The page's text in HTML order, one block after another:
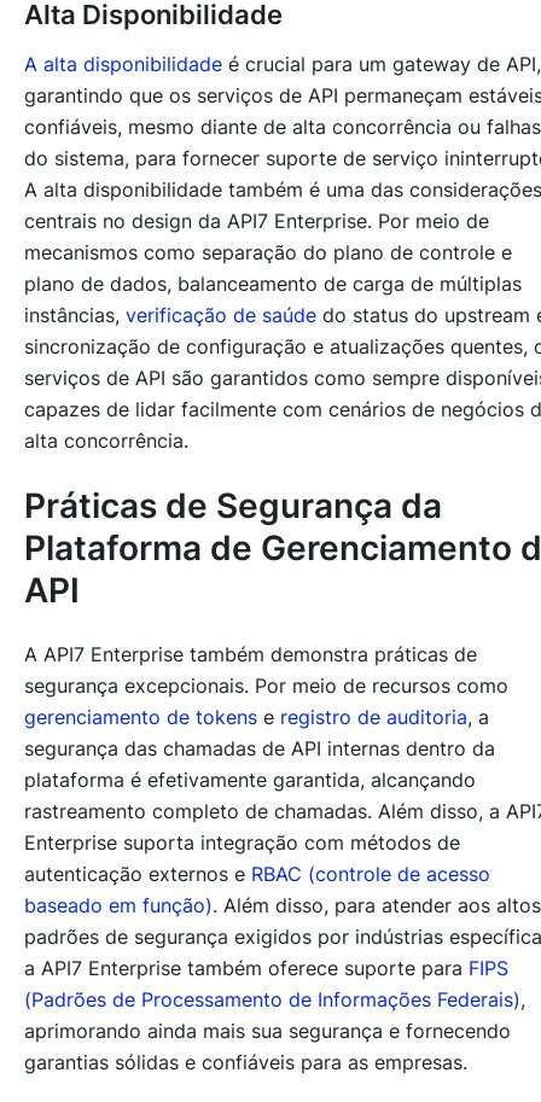
Alta Disponibilidade
A alta disponibilidade é crucial para um gateway de API,
garantindo que os serviços de API permaneçam
confiáveis, mesmo diante de alta concorrência ou falhas
do sistema, para fornecer suporte de serviço
A alta disponibilidade também é uma das considerações
centrais no design da API7 Enterprise. Por meio de
mecanismos como separação do plano de controle e
plano de dados, balanceamento de carga de múltiplas
instâncias, verificação de saúde do status do upstream
sincronização de configuração e atualizações quentes,
serviços de API são garantidos como sempre
capazes de lidar facilmente com cenários de negócios
alta concorrência.
Práticas de Segurança da
Plataforma de Gerenciamento
API
A API7 Enterprise também demonstra práticas de
segurança excepcionais. Por meio de recursos como
gerenciamento de tokens e registro de auditoria, a
segurança das chamadas de API internas dentro da
plataforma é efetivamente garantida, alcançando
rastreamento completo de chamadas. Além disso, a
Enterprise suporta integração com métodos de
autenticação externos e RBAC (controle de acesso
baseado em função). Além disso, para atender aos altos
padrões de segurança exigidos por indústrias
a API7 Enterprise também oferece suporte para FIPS
(Padrões de Processamento de Informações Federais),
aprimorando ainda mais sua segurança e fornecendo
garantias sólidas e confiáveis para as empresas.